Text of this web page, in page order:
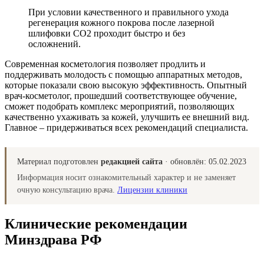
При условии качественного и правильного ухода
регенерация кожного покрова после лазерной
шлифовки СО2 проходит быстро и без
осложнений.
Современная косметология позволяет продлить и
поддерживать молодость с помощью аппаратных методов,
которые показали свою высокую эффективность. Опытный
врач-косметолог, прошедший соответствующее обучение,
сможет подобрать комплекс мероприятий, позволяющих
качественно ухаживать за кожей, улучшить ее внешний вид.
Главное – придерживаться всех рекомендаций специалиста.
Материал подготовлен редакцией сайта · обновлён: 05.02.2023
Информация носит ознакомительный характер и не заменяет
очную консультацию врача. Лицензии клиники
Клинические рекомендации
Минздрава РФ